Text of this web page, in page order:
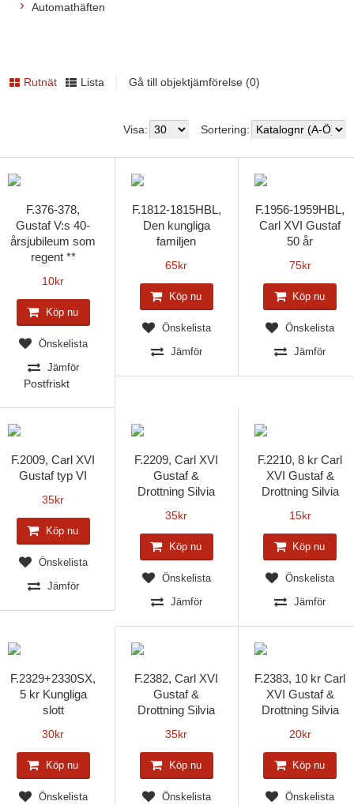
Automathäften
Rutnät Lista Gå till objektjämförelse (0)
Visa: Sortering:
F.376-378,
Gustaf V:s 40-
årsjubileum som
regent **
10kr
Köp nu
Önskelista
Jämför
Postfriskt
F.1812-1815HBL,
Den kungliga
familjen
65kr
Köp nu
Önskelista
Jämför
F.1956-1959HBL,
Carl XVI Gustaf
50 år
75kr
Köp nu
Önskelista
Jämför
F.2009, Carl XVI
Gustaf typ VI
35kr
Köp nu
Önskelista
Jämför
F.2209, Carl XVI
Gustaf &
Drottning Silvia
35kr
Köp nu
Önskelista
Jämför
F.2210, 8 kr Carl
XVI Gustaf &
Drottning Silvia
15kr
Köp nu
Önskelista
Jämför
F.2329+2330SX,
5 kr Kungliga
slott
30kr
Köp nu
Önskelista
F.2382, Carl XVI
Gustaf &
Drottning Silvia
35kr
Köp nu
Önskelista
F.2383, 10 kr Carl
XVI Gustaf &
Drottning Silvia
20kr
Köp nu
Önskelista